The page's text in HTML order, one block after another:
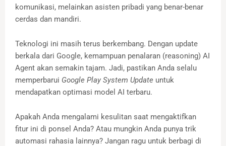
komunikasi, melainkan asisten pribadi yang benar-benar
cerdas dan mandiri.
Teknologi ini masih terus berkembang. Dengan update
berkala dari Google, kemampuan penalaran (reasoning) AI
Agent akan semakin tajam. Jadi, pastikan Anda selalu
memperbarui Google Play System Update untuk
mendapatkan optimasi model AI terbaru.
Apakah Anda mengalami kesulitan saat mengaktifkan
fitur ini di ponsel Anda? Atau mungkin Anda punya trik
automasi rahasia lainnya? Jangan ragu untuk berbagi di